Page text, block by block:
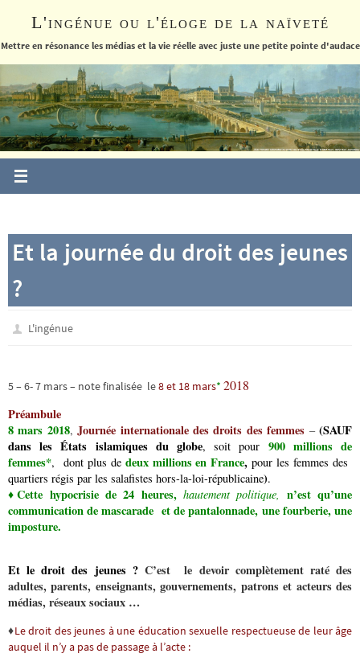
le
L'ingénue ou l'éloge de la naïveté
Mettre en résonance les médias et la vie réelle avec juste une petite pointe d'audace
Et la journée du droit des jeunes
?
L'ingénue
5 – 6- 7 mars – note finalisée le8 et 18 mars* 2018
Préambule
8 mars 2018,Journée internationale des droits des femmes –(SAUF
dans les États islamiques du globe, soit pour 900 millions de
femmes*, dont plus dedeux millions en France,pour les femmes des
quartiers régis par les salafistes hors-la-loi-républicaine).
♦Cette hypocrisie de 24 heures, hautement politique,
n’est qu’une
communication de mascarade et de pantalonnade, une fourberie, une
imposture.
Et le droit des jeunes ?C’est le devoir complètement raté des
adultes, parents, enseignants, gouvernements, patrons et acteurs des
médias, réseaux sociaux …
♦Le droit des jeunes à une éducation sexuelle respectueuse de leur âge
auquel il n’y a pas de passage à l’acte :